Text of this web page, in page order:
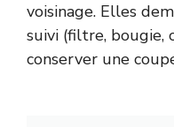
voisinage. Elles
suivi (filtre, bougie,
conserver une